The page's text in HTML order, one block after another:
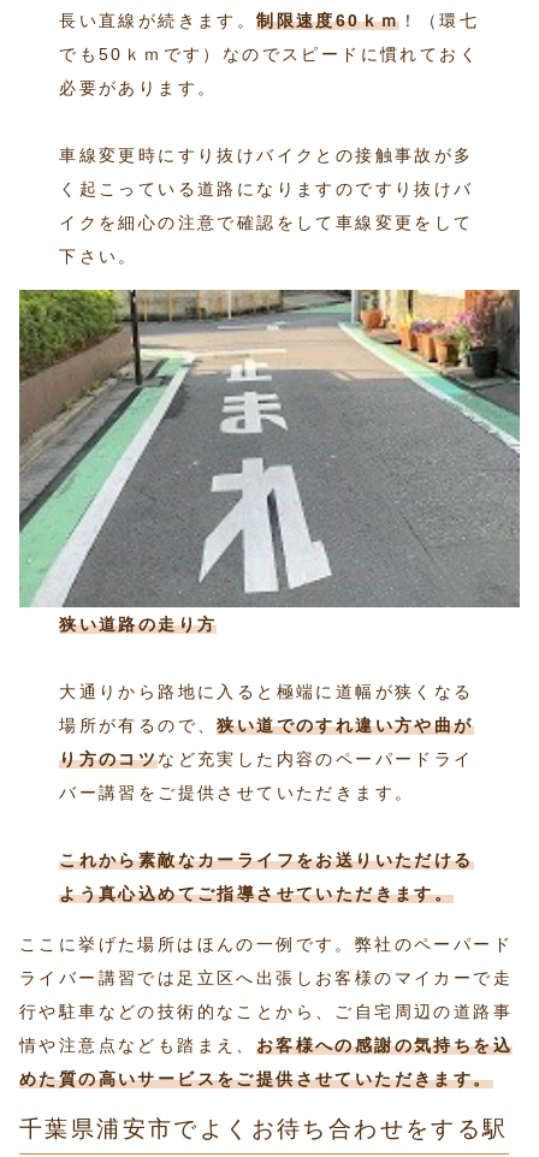
長い直線が続きます。制限速度60ｋｍ ！（環七
でも50ｋｍです）なのでスピードに慣れておく
必要があります。
車線変更時にすり抜けバイクとの接触事故が多
く起こっている道路になりますのですり抜けバ
イクを細心の注意で確認をして車線変更をして
下さい。
狭い道路の走り方
大通りから路地に入ると極端に道幅が狭くなる
場所が有るので、狭い道でのすれ違い方や曲が
り方のコツなど充実した内容のペーパードライ
バー講習をご提供させていただきます。
これから素敵なカーライフをお送りいただける
よう真心込めてご指導させていただきます。
ここに挙げた場所はほんの一例です。弊社のペーパード
ライバー講習では足立区へ出張しお客様のマイカーで走
行や駐車などの技術的なことから、ご自宅周辺の道路事
情や注意点なども踏まえ、 お客様への感謝の気持ちを込
めた質の高いサービスをご提供させていただきます。
千葉県浦安市でよくお待ち合わせをする駅